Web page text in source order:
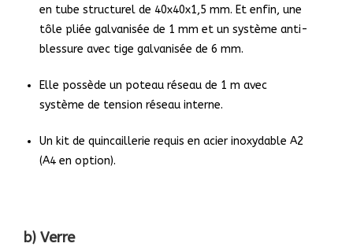
en tube structurel de 40x40x1,5 mm. Et enfin, une
tôle pliée galvanisée de 1 mm et un système anti-
blessure avec tige galvanisée de 6 mm.
Elle possède un poteau réseau de 1 m avec
système de tension réseau interne.
Un kit de quincaillerie requis en acier inoxydable A2
(A4 en option).
b) Verre